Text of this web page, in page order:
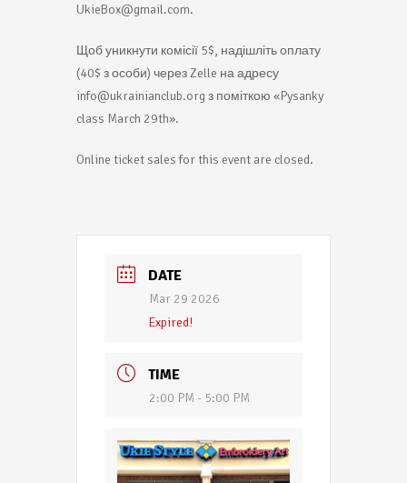
UkieBox@gmail.com.
Щоб уникнути комісії 5$, надішліть оплату
(40$ з особи) через Zelle на адресу
info@ukrainianclub.org з поміткою «Pysanky
class March 29th».
Online ticket sales for this event are closed.
DATE
Mar 29 2026
Expired!
TIME
2:00 PM - 5:00 PM